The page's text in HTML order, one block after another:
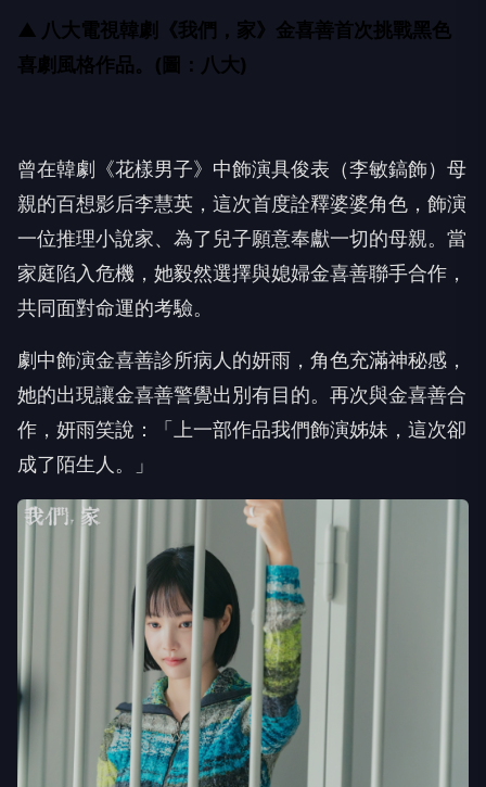
▲ 八大電視韓劇《我們，家》金喜善首次挑戰黑色
喜劇風格作品。(圖：八大)
曾在韓劇《花樣男子》中飾演具俊表（李敏鎬飾） 母
親的百想影后李慧英，這次首度詮釋婆婆角色， 飾演
一位推理小說家、為了兒子願意奉獻一切的母親。 當
家庭陷入危機，她毅然選擇與媳婦金喜善聯手合作，
共同面對命運的考驗。
劇中飾演金喜善診所病人的妍雨，角色充滿神秘感，
她的出現讓金喜善警覺出別有目的。再次與金喜善合
作，妍雨笑說：
「上一部作品我們飾演姊妹，這次卻
成了陌生人。」